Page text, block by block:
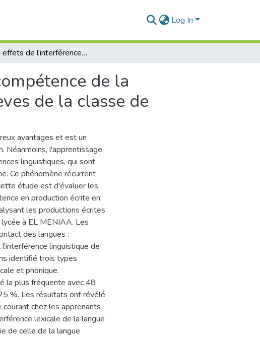
Log In
Les effets de l’interférence de l’anglais sur la compétence de la production écrite en classe de FLE : cas des élèves de la classe de
de la
de la classe de
avantages et est un
Néanmoins, l'apprentissage
linguistiques, qui sont
Ce phénomène récurrent
étude est d'évaluer les
en production écrite en
les productions écrites
à EL MENIAA. Les
des langues :
linguistique de
identifié trois types
et phonique.
la plus fréquente avec 48
%. Les résultats ont révélé
chez les apprenants
lexicale de la langue
de celle de la langue